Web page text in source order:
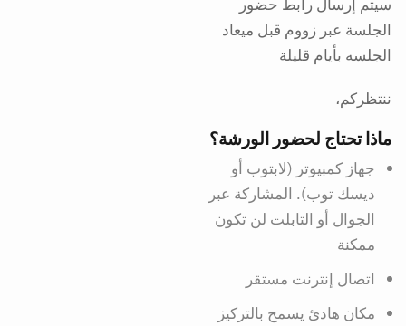
سيتم إرسال رابط حضور
الجلسة عبر زووم قبل ميعاد
الجلسه بأيام قليلة
ماذا تحتاج لحضور الورشة؟
جهاز كمبيوتر (لابتوب أو
ديسك توب). المشاركة عبر
الجوال أو التابلت لن تكون
ممكنة
اتصال إنترنت مستقر
مكان هادئ يسمح بالتركيز